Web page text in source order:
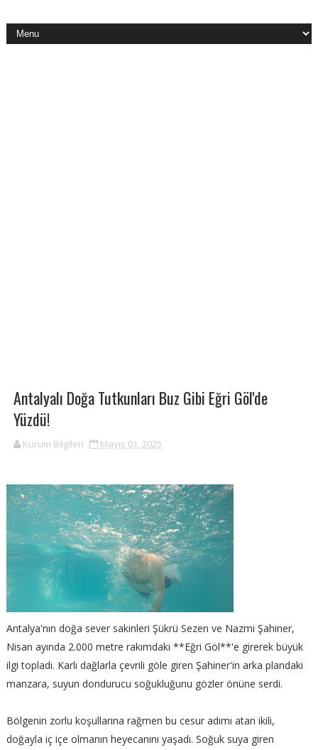
Antalyalı Doğa Tutkunları Buz Gibi Eğri Göl'de
Yüzdü!
Kurum Bilgileri Mayıs 01, 2025
Antalya'nın doğa sever sakinleri Şükrü Sezen ve Nazmi Şahiner,
Nisan ayında 2.000 metre rakımdaki **Eğri Göl**'e girerek büyük
ilgi topladı. Karlı dağlarla çevrili göle giren Şahiner'in arka plandaki
manzara, suyun dondurucu soğukluğunu gözler önüne serdi.
Bölgenin zorlu koşullarına rağmen bu cesur adımı atan ikili,
doğayla iç içe olmanın heyecanını yaşadı. Soğuk suya giren